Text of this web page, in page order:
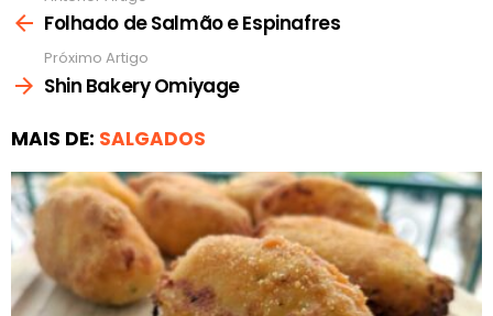
maisFolhado de Salmão e Espinafres
Próximo Artigo
Shin Bakery Omiyage
MAIS DE: SALGADOS